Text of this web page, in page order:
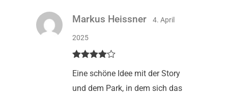
mit4 von
Markus Heissner 4. April
2025
Eine schöne Idee mit der Story
und dem Park, in dem sich das